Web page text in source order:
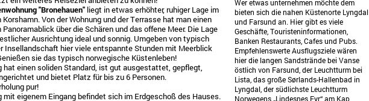
"Bronehauen" liegt in etwas erhöhter, ruhiger Lage im
Von der Wohnung und der Terrasse hat man einen
über die Schären und das offene Meer. Die Lage
Ausrichtung ideal und sonnig. Umgeben von typisch
Insellandschaft hier viele entspannte Stunden mit Meerblick
sie das typisch norwegische Küstenleben!
hat einen soliden Standard, ist gut ausgestattet, gepflegt,
und bietet Platz für bis zu 6 Personen.
pur!
mit eigenem Eingang befindet sich im Erdgeschoß des Hauses.
Wer etwas unternehmen möchte dem
bieten sich die nahen Küstenorte Lyngdal
und Farsund an. Hier gibt es viele
Geschäfte, Touristeninformationen,
Banken Restaurants, Cafes und Pubs.
Empfehlenswerte Ausflugsziele wären
hier die langen Sandstrände bei Vanse
östlich von Farsund, der Leuchtturm bei
Lista, das große Sørlands-Hallenbad in
Lyngdal, der südlichste Leuchtturm
Norwegens „Lindesnes Fyr“ am Kap